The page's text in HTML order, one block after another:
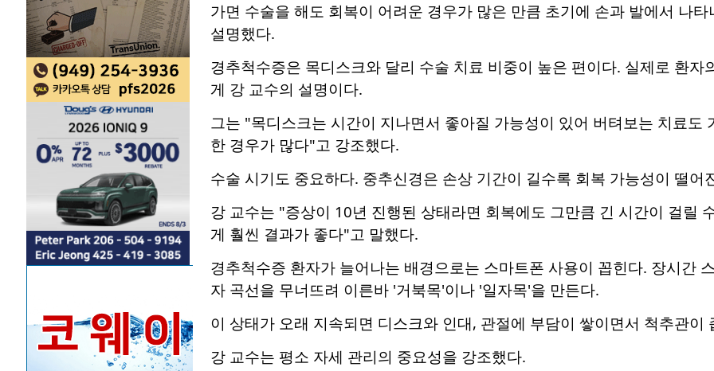
가면 수술을 해도 회복이 어려운 경우가 많은 만큼 초기에 손과 발에서 나
설명했다.
경추척수증은 목디스크와 달리 수술 치료 비중이 높은 편이다. 실제로 환
게 강 교수의 설명이다.
그는 "목디스크는 시간이 지나면서 좋아질 가능성이 있어 버텨보는 치료도
한 경우가 많다"고 강조했다.
수술 시기도 중요하다. 중추신경은 손상 기간이 길수록 회복 가능성이 떨어
강 교수는 "증상이 10년 진행된 상태라면 회복에도 그만큼 긴 시간이 걸릴
게 훨씬 결과가 좋다"고 말했다.
경추척수증 환자가 늘어나는 배경으로는 스마트폰 사용이 꼽힌다. 장시간
자 곡선을 무너뜨려 이른바 '거북목'이나 '일자목'을 만든다.
이 상태가 오래 지속되면 디스크와 인대, 관절에 부담이 쌓이면서 척추관
강 교수는 평소 자세 관리의 중요성을 강조했다.